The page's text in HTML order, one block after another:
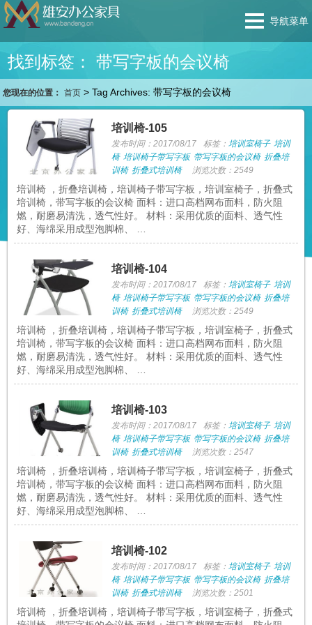
导航菜单
找到标签： 带写字板的会议椅
您现在的位置： 首页 >Tag Archives: 带写字板的会议椅
培训椅-105
发布时间：2017/08/17 标签： 培训室椅子 培训
椅 培训椅子带写字板 带写字板的会议椅 折叠培
训椅 折叠式培训椅 浏览次数：2549
培训椅 ，折叠培训椅，培训椅子带写字板，培训室椅子，折叠式
培训椅，带写字板的会议椅 面料：进口高档网布面料，防火阻
燃，耐磨易清洗，透气性好。 材料：采用优质的面料、透气性
好、海绵采用成型泡脚棉、 …
培训椅-104
发布时间：2017/08/17 标签： 培训室椅子 培训
椅 培训椅子带写字板 带写字板的会议椅 折叠培
训椅 折叠式培训椅 浏览次数：2549
培训椅 ，折叠培训椅，培训椅子带写字板，培训室椅子，折叠式
培训椅，带写字板的会议椅 面料：进口高档网布面料，防火阻
燃，耐磨易清洗，透气性好。 材料：采用优质的面料、透气性
好、海绵采用成型泡脚棉、 …
培训椅-103
发布时间：2017/08/17 标签： 培训室椅子 培训
椅 培训椅子带写字板 带写字板的会议椅 折叠培
训椅 折叠式培训椅 浏览次数：2547
培训椅 ，折叠培训椅，培训椅子带写字板，培训室椅子，折叠式
培训椅，带写字板的会议椅 面料：进口高档网布面料，防火阻
燃，耐磨易清洗，透气性好。 材料：采用优质的面料、透气性
好、海绵采用成型泡脚棉、 …
培训椅-102
发布时间：2017/08/17 标签： 培训室椅子 培训
椅 培训椅子带写字板 带写字板的会议椅 折叠培
训椅 折叠式培训椅 浏览次数：2501
培训椅 ，折叠培训椅，培训椅子带写字板，培训室椅子，折叠式